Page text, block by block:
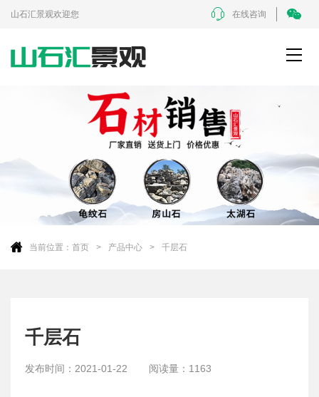
山石汇景观欢迎您 在线咨询
当前位置： 首页 产品中心 千层石
千层石
发布时间： 2021-01-22 阅读量： 1163